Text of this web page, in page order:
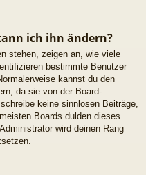
ich ihn ändern?
stehen, zeigen an, wie viele
bestimmte Benutzer
kannst du den
da sie von der Board-
keine sinnlosen Beiträge,
Boards dulden dieses
wird deinen Rang